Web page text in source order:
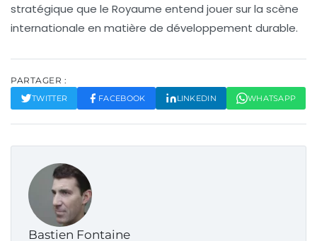
stratégique que le Royaume entend jouer sur la scène
internationale en matière de développement durable.
PARTAGER :
TWITTER FACEBOOK LINKEDIN WHATSAPP
Bastien Fontaine